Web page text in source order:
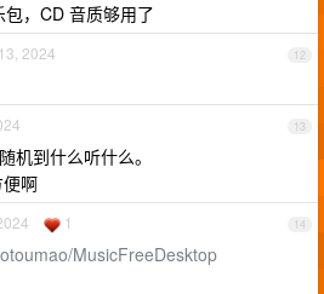
，CD 音质够用了
12
2024
13
机到什么听什么。
啊
14
1
MusicFreeDesktop